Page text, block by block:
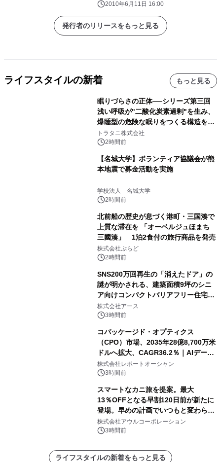
る 新スタイル動画就活サイト『OB訪
問.com』オープン！
2010年6月11日 16:00
発行者のリリースをもっと見る
ライフスタイルの新着 もっと見る
眠りづらさの正体──シリーズ第三回
浅い呼吸が"二酸化炭素過剰"を生み、
爆睡型の危険な眠りをつくる構造を解
説
トラタニ株式会社
2時間前
【名城大学】ボランティア協議会が熊
本地震で募金活動を実施
学校法人 名城大学
2時間前
北前船の歴史が息づく港町・三国湊で
上質な滞在を 「オーベルジュほまち
三國湊」 1泊2食付の旅行商品を発売
株式会社ぷらど
2時間前
SNS200万回再生の「消えたドア」の
謎が明かされる、建築面積9坪のシニ
ア向けコンパクトバリアフリー住宅が
誕生
株式会社アース
3時間前
コパッケージド・オプティクス
（CPO）市場、2035年28億8,700万米
ドルへ拡大、CAGR36.2％｜AIデータ
センター・高速光通信需要が成長を加
速
株式会社レポートオーシャン
3時間前
スマートなカニ旅を提案。最大
13％OFFとなる早割120日前が新たに
登場。早めの計画でいつもと変わらぬ
大人の冬旅を。ー夕日ヶ浦温泉「佳松
苑 別邸ふうか」ー
株式会社アウルコーポレーション
3時間前
ライフスタイルの新着をもっと見る